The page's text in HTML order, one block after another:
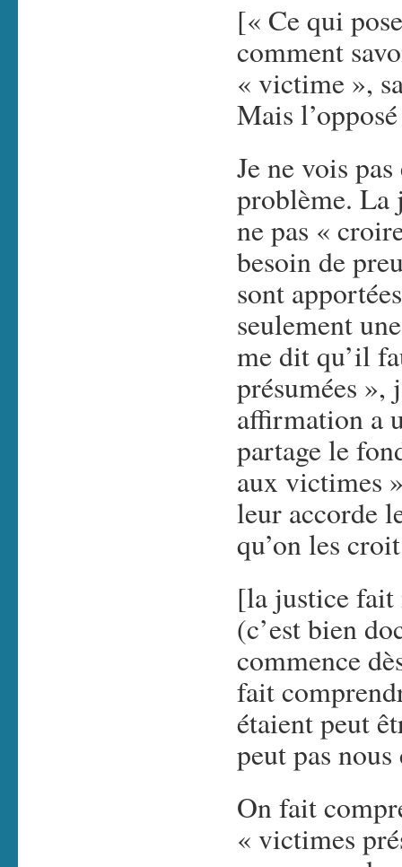
[« Ce qui
comment
« victime »,
Mais
Je ne vois
problème. La
ne pas «
besoin de
sont
seulement
me dit qu’il
présumées »,
affirmation a
partage le
aux victimes
leur accorde
qu’on les
[la justice fait
(c’est bien
commence
fait
étaient peut
peut pas
On fait
« victimes